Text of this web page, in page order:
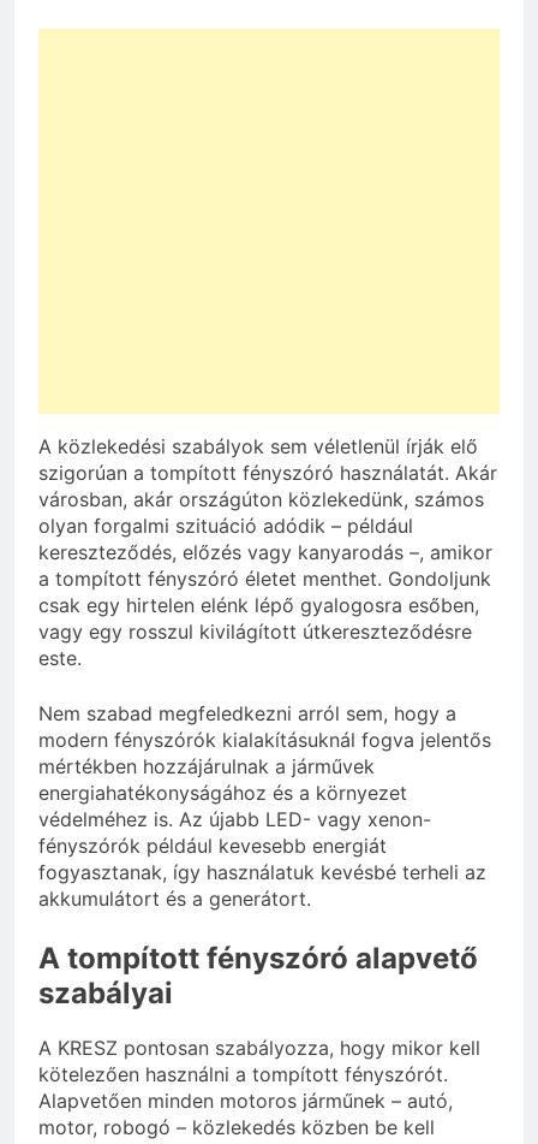
A közlekedési szabályok sem véletlenül írják elő
szigorúan a tompított fényszóró használatát. Akár
városban, akár országúton közlekedünk, számos
olyan forgalmi szituáció adódik – például
kereszteződés, előzés vagy kanyarodás –, amikor
a tompított fényszóró életet menthet. Gondoljunk
csak egy hirtelen elénk lépő gyalogosra esőben,
vagy egy rosszul kivilágított útkereszteződésre
este.
Nem szabad megfeledkezni arról sem, hogy a
modern fényszórók kialakításuknál fogva jelentős
mértékben hozzájárulnak a járművek
energiahatékonyságához és a környezet
védelméhez is. Az újabb LED- vagy xenon-
fényszórók például kevesebb energiát
fogyasztanak, így használatuk kevésbé terheli az
akkumulátort és a generátort.
A tompított fényszóró alapvető
szabályai
A KRESZ pontosan szabályozza, hogy mikor kell
kötelezően használni a tompított fényszórót.
Alapvetően minden motoros járműnek – autó,
motor, robogó – közlekedés közben be kell